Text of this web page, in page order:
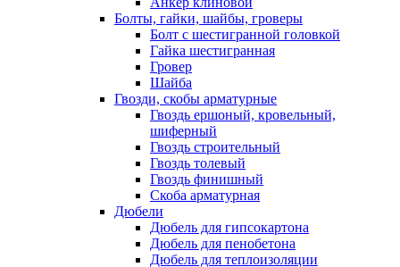
Болты, гайки, шайбы, гроверы
Болт c шестигранной головкой
Гайка шестигранная
Гровер
Шайба
Гвозди, скобы арматурные
Гвоздь ершоный, кровельный,
шиферный
Гвоздь строительный
Гвоздь толевый
Гвоздь финишный
Скоба арматурная
Дюбели
Дюбель для гипсокартона
Дюбель для пенобетона
Дюбель для теплоизоляции